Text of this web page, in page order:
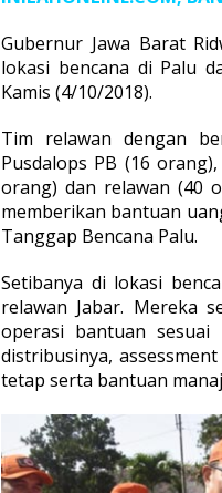
Gubernur Jawa Barat
lokasi bencana di Palu
Kamis (4/10/2018).
Tim relawan dengan
Pusdalops PB (16
orang) dan relawan (40
memberikan bantuan
Tanggap Bencana Palu.
Setibanya di lokasi
relawan Jabar. Mereka
operasi bantuan sesuai
distribusinya,
tetap serta bantuan